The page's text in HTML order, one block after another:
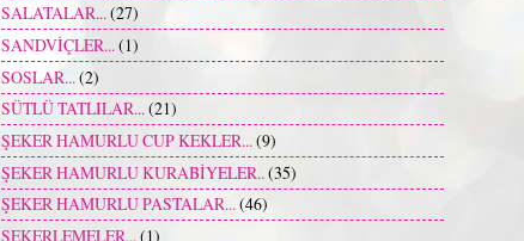
SALATALAR...(27)
SANDVİÇLER...(1)
SOSLAR... (2)
SÜTLÜ TATLILAR...(21)
ŞEKER HAMURLU CUP KEKLER...(9)
ŞEKER HAMURLU KURABİYELER.. (35)
ŞEKER HAMURLU PASTALAR...(46)
ŞEKERLEMELER...(1)